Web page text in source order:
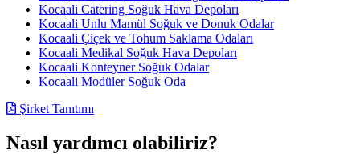
Kocaali Catering Soğuk Hava Depoları
Kocaali Unlu Mamül Soğuk ve Donuk Odalar
Kocaali Çiçek ve Tohum Saklama Odaları
Kocaali Medikal Soğuk Hava Depoları
Kocaali Konteyner Soğuk Odalar
Kocaali Modüler Soğuk Oda
Şirket Tanıtımı
Nasıl yardımcı olabiliriz?